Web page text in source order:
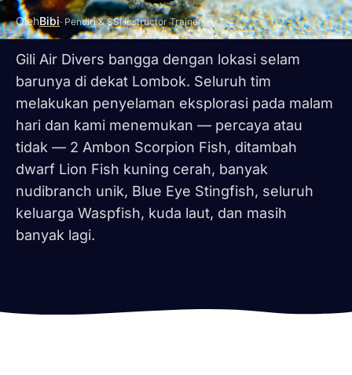
OlehBibi· Pendiri & SSI Instructor Trainer
Gili Air Divers bangga dengan lokasi selam
barunya di dekat Lombok. Seluruh tim
melakukan penyelaman eksplorasi pada malam
hari dan kami menemukan — percaya atau
tidak — 2 Ambon Scorpion Fish, ditambah
dwarf Lion Fish kuning cerah, banyak
nudibranch unik, Blue Eye Stingfish, seluruh
keluarga Waspfish, kuda laut, dan masih
banyak lagi.